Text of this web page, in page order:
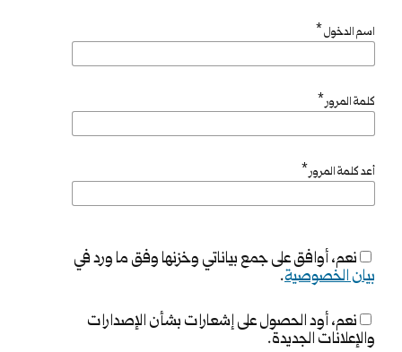
اسم الدخول*
كلمة المرور*
أعد كلمة المرور*
بيان الخصوصية.
نعم، أود الحصول على إشعارات بشأن الإصدارات
والإعلانات الجديدة.